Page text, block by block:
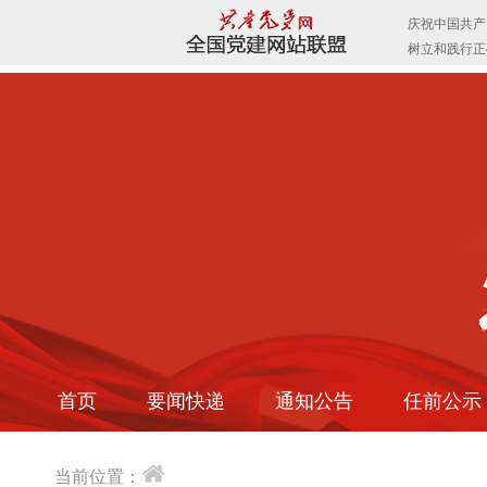
首页 要闻快递 通知公告 任前公示
当前位置：